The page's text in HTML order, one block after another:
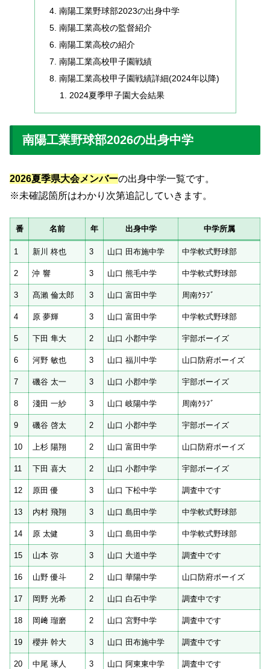
南陽工業野球部2023の出身中学
南陽工業高校の監督紹介
南陽工業高校の紹介
南陽工業高校甲子園戦績
南陽工業高校甲子園戦績詳細(2024年以降)
2024夏季甲子園大会結果
南陽工業野球部2026の出身中学
2026夏季県大会メンバーの出身中学一覧です。
※未確認箇所はわかり次第追記していきます。
番 名前 年 出身中学 中学所属
1 新川 柊也 3 山口 田布施中学 中学軟式野球部
2 沖 響 3 山口 熊毛中学 中学軟式野球部
3 髙瀨 倫太郎 3 山口 富田中学 周南ｸﾗﾌﾞ
4 原 夢輝 3 山口 富田中学 中学軟式野球部
5 下田 隼大 2 山口 小郡中学 宇部ボーイズ
6 河野 敏也 3 山口 福川中学 山口防府ボーイズ
7 磯谷 太一 3 山口 小郡中学 宇部ボーイズ
8 淺田 一紗 3 山口 岐陽中学 周南ｸﾗﾌﾞ
9 磯谷 啓太 2 山口 小郡中学 宇部ボーイズ
10 上杉 陽翔 2 山口 富田中学 山口防府ボーイズ
11 下田 喜大 2 山口 小郡中学 宇部ボーイズ
12 原田 優 3 山口 下松中学 調査中です
13 内村 飛翔 3 山口 島田中学 中学軟式野球部
14 原 太健 3 山口 島田中学 中学軟式野球部
15 山本 弥 3 山口 大道中学 調査中です
16 山野 優斗 2 山口 華陽中学 山口防府ボーイズ
17 岡野 光希 2 山口 白石中学 調査中です
18 岡﨑 瑠磨 2 山口 宮野中学 調査中です
19 櫻井 幹大 3 山口 田布施中学 調査中です
20 中尾 琢人 3 山口 阿東東中学 調査中です